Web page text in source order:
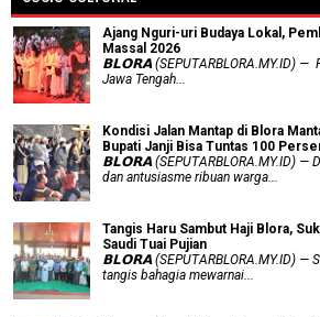
Ajang Nguri-uri Budaya Lokal,
Massal 2026
𝗕𝗟𝗢𝗥𝗔 (SEPUTARBLORA.MY.ID) —
Jawa Tengah...
Kondisi Jalan Mantap di Blora
Bupati Janji Bisa Tuntas 100
𝗕𝗟𝗢𝗥𝗔 (SEPUTARBLORA.MY.ID) —
dan antusiasme ribuan warga...
Tangis Haru Sambut Haji Blora,
Saudi Tuai Pujian
𝗕𝗟𝗢𝗥𝗔 (SEPUTARBLORA.MY.ID) —
tangis bahagia mewarnai...